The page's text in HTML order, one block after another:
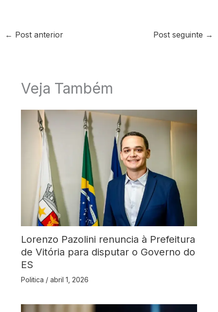
← Post anterior Post seguinte →
Veja Também
Lorenzo Pazolini renuncia à Prefeitura
de Vitória para disputar o Governo do
ES
Politica / abril 1, 2026